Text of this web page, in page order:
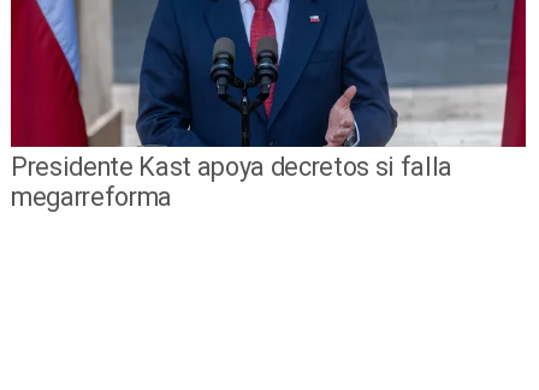
Presidente Kast apoya decretos si falla
megarreforma